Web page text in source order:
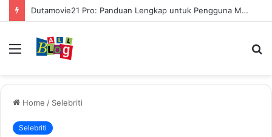
Mengenal Cara Mengerubungi Lazada: Panduan Lengkap untuk Pembeli dan Penjual
Menu
Home / Selebriti
Selebriti